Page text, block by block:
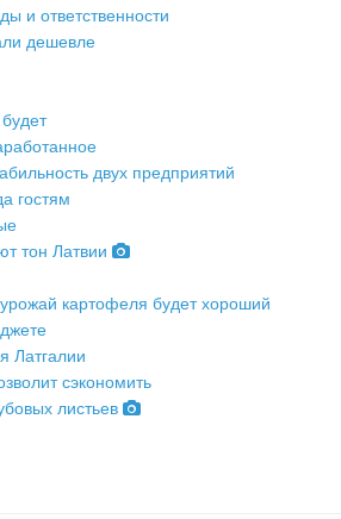
и ответственности
дешевле
двух предприятий
гостям
тон Латвии
картофеля будет хороший
Латгалии
сэкономить
листьев